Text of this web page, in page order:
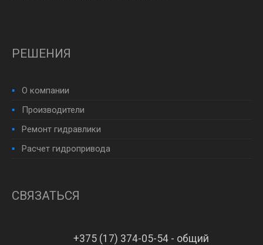
РЕШЕНИЯ
О компании
Производители
Ремонт гидравлики
Расчет гидропривода
СВЯЗАТЬСЯ
+375 (17) 374-05-54 - общий